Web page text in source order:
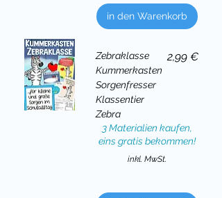
in den Warenkorb
Zebraklasse
Kummerkasten
Sorgenfresser
Klassentier
Zebra
Preis
2,99 €
3 Materialien kaufen,
eins gratis bekommen!
inkl. MwSt.